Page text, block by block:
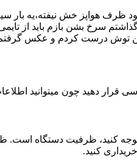
ظرف هواپز خش نیفته،یه
سرخ بشن بازم باید از
توش درست کردم و عکس
دهید چون میتوانید
کنید، ظرفیت دستگاه
کنید.